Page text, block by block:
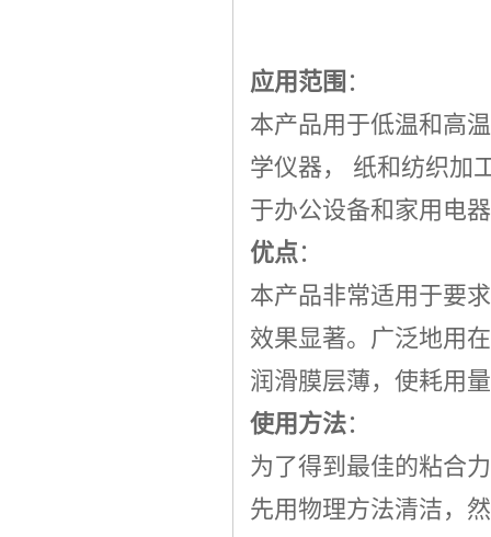
应用范围 ：
本产品用于低温和高
学仪器， 纸和纺织加
于办公设备和家用电
优点 ：
本产品非常适用于要
效果显著。广泛地用
润滑膜层薄，使耗用
使用方法：
为了得到最佳的粘合
先用物理方法清洁，